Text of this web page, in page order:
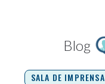
Blog
SALA DE IMPRENSA